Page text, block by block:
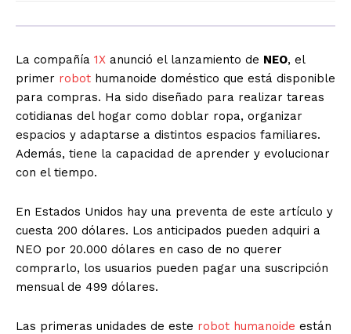
La compañía 1X anunció el lanzamiento de NEO, el
primer robot humanoide doméstico que está disponible
para compras. Ha sido diseñado para realizar tareas
cotidianas del hogar como doblar ropa, organizar
espacios y adaptarse a distintos espacios familiares.
Además, tiene la capacidad de aprender y evolucionar
con el tiempo.
En Estados Unidos hay una preventa de este artículo y
cuesta 200 dólares. Los anticipados pueden adquiri a
NEO por 20.000 dólares en caso de no querer
comprarlo, los usuarios pueden pagar una suscripción
mensual de 499 dólares.
Las primeras unidades de este robot humanoide están